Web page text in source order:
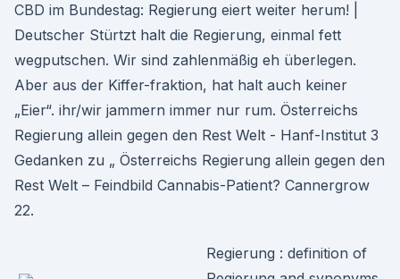
CBD im Bundestag: Regierung eiert weiter herum! |
Deutscher Stürtzt halt die Regierung, einmal fett
wegputschen. Wir sind zahlenmäßig eh überlegen.
Aber aus der Kiffer-fraktion, hat halt auch keiner
„Eier“. ihr/wir jammern immer nur rum. Österreichs
Regierung allein gegen den Rest Welt - Hanf-Institut 3
Gedanken zu „ Österreichs Regierung allein gegen den
Rest Welt – Feindbild Cannabis-Patient? Cannergrow
22.
Regierung : definition of